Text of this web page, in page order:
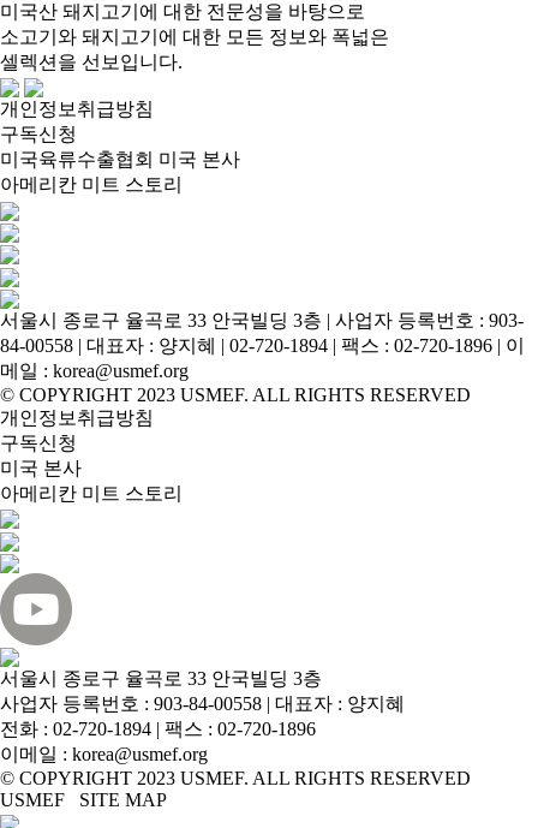
미국산 돼지고기에 대한 전문성을 바탕으로
소고기와 돼지고기에 대한 모든 정보와 폭넓은
셀렉션을 선보입니다.
개인정보취급방침
구독신청
미국육류수출협회 미국 본사
아메리칸 미트 스토리
서울시 종로구 율곡로 33 안국빌딩 3층 | 사업자 등록번호 : 903-
84-00558 | 대표자 : 양지혜 | 02-720-1894 | 팩스 : 02-720-1896 | 이
메일 : korea@usmef.org
© COPYRIGHT 2023 USMEF. ALL RIGHTS RESERVED
개인정보취급방침
구독신청
미국 본사
아메리칸 미트 스토리
서울시 종로구 율곡로 33 안국빌딩 3층
사업자 등록번호 : 903-84-00558 | 대표자 : 양지혜
전화 : 02-720-1894 | 팩스 : 02-720-1896
이메일 : korea@usmef.org
© COPYRIGHT 2023 USMEF. ALL RIGHTS RESERVED
USMEF SITE MAP